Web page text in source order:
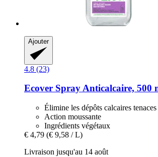
Ajouter
4.8 (23)
Ecover Spray Anticalcaire, 500
Élimine les dépôts calcaires tenaces
Action moussante
Ingrédients végétaux
€ 4,79 (€ 9,58 / L)
Livraison jusqu'au 14 août